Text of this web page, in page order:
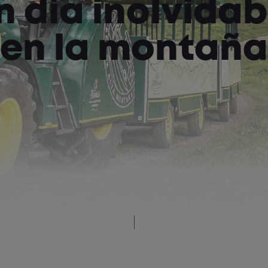
día
en la montaña